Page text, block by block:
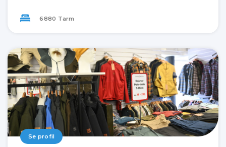
6880 Tarm
Se profil